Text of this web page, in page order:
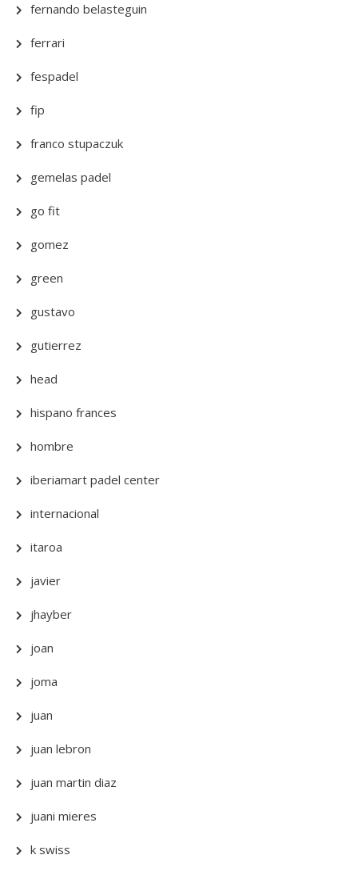
fernando belasteguin
ferrari
fespadel
fip
franco stupaczuk
gemelas padel
go fit
gomez
green
gustavo
gutierrez
head
hispano frances
hombre
iberiamart padel center
internacional
itaroa
javier
jhayber
joan
joma
juan
juan lebron
juan martin diaz
juani mieres
k swiss